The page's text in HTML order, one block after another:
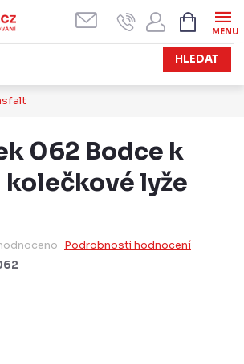
HLEDAT
KOŠÍK
062 Bodce k
lyže
Podrobnosti hodnocení